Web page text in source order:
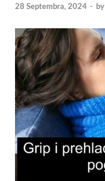
28 Septembra, 2024 - by